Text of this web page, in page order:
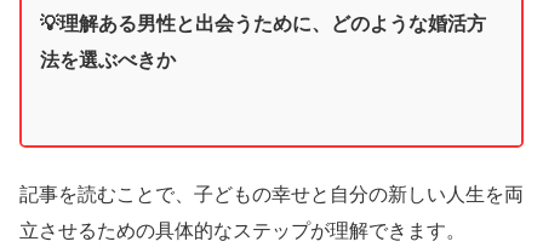
💡理解ある男性と出会うために、どのような婚活方
法を選ぶべきか
記事を読むことで、子どもの幸せと自分の新しい人生を両
立させるための具体的なステップが理解できます。